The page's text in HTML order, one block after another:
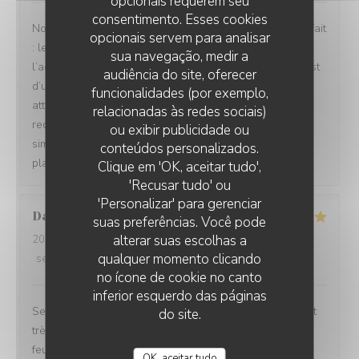
consentimento. Esses cookies
opcionais servem para analisar
sua navegação, medir a
audiência do site, oferecer
funcionalidades (por exemplo,
relacionadas às redes sociais)
ou exibir publicidade ou
conteúdos personalizados.
Clique em 'OK, aceitar tudo',
'Recusar tudo' ou
'Personalizar' para gerenciar
suas preferências. Você pode
alterar suas escolhas a
qualquer momento clicando
no ícone de cookie no canto
inferior esquerdo das páginas
do site.
Nous avons passé un excellent moment ! Tout était parfait
: les repas étaient délicieux, le service irréprochable, et
l’accueil d’une chaleur exceptionnelle. Toute l’équipe est
d’une grande gentillesse, avec de nombreuses petites
attentions qui font vraiment la différence. Nous
recommandons cet établissement à 100 % ! C’est tout
simplement topissime. Nous reviendrons avec grand
plaisir !
David
2026-08-04
- 12:30 - guests 5
service
ambience: 5/5 menu:5 /5 quality_price
Service impeccable et convivial. Nourriture excellente et
très copieuse. Je recommande particulièrement le mille
feuille à la crème noisette-vanille. Un délice 😋